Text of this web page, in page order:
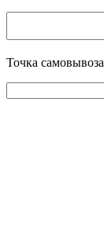
Точка самовывоза